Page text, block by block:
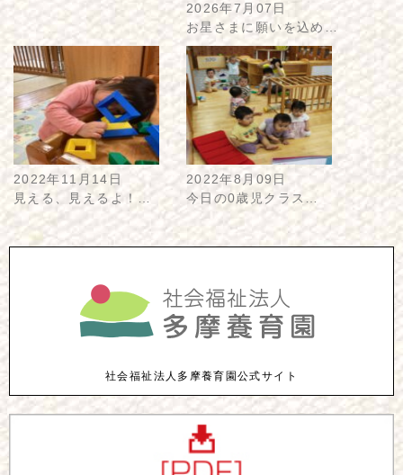
2026年7月07日
お星さまに願いを込め…
2022年11月14日
見える、見えるよ！…
2022年8月09日
今日の0歳児クラス…
社会福祉法人多摩養育園公式サイト